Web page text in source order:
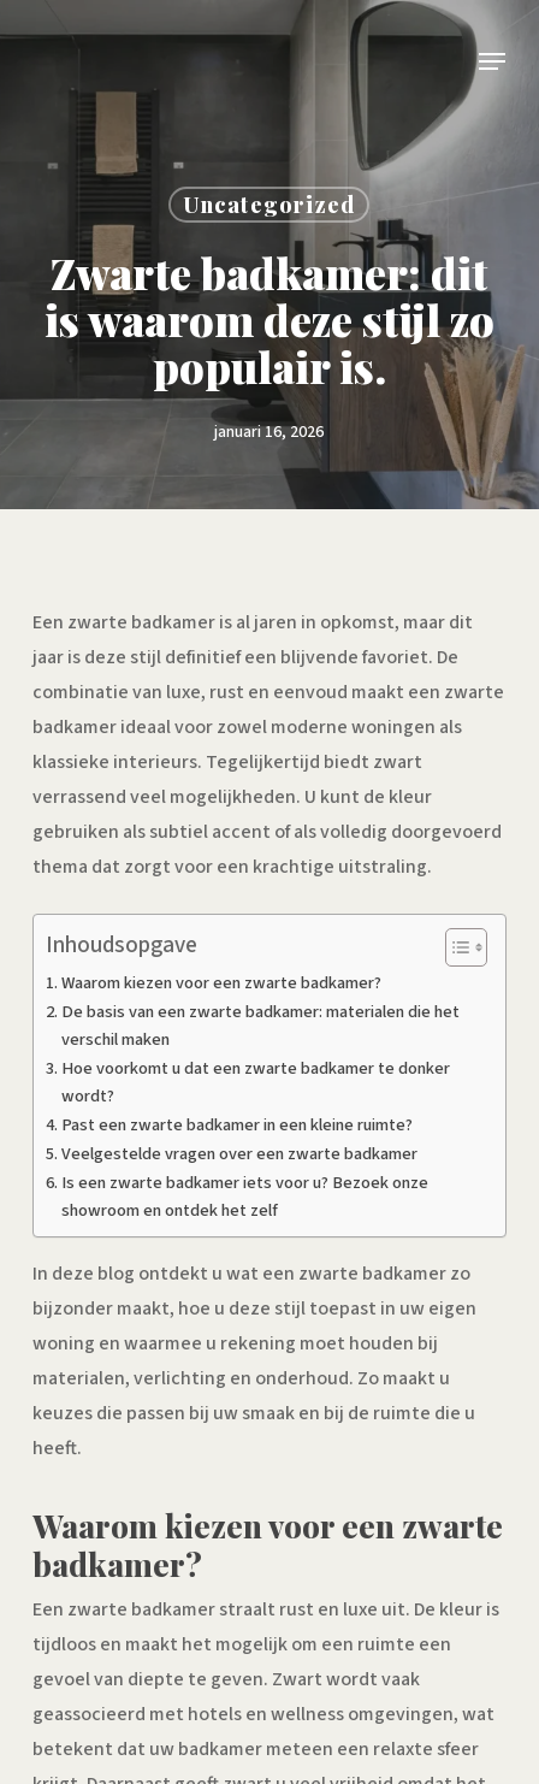
Menu
Uncategorized
Zwarte badkamer: dit
is waarom deze stijl zo
populair is.
januari 16, 2026
Een zwarte badkamer is al jaren in opkomst, maar dit
jaar is deze stijl definitief een blijvende favoriet. De
combinatie van luxe, rust en eenvoud maakt een zwarte
badkamer ideaal voor zowel moderne woningen als
klassieke interieurs. Tegelijkertijd biedt zwart
verrassend veel mogelijkheden. U kunt de kleur
gebruiken als subtiel accent of als volledig doorgevoerd
thema dat zorgt voor een krachtige uitstraling.
Inhoudsopgave
Waarom kiezen voor een zwarte badkamer?
De basis van een zwarte badkamer: materialen die het
verschil maken
Hoe voorkomt u dat een zwarte badkamer te donker
wordt?
Past een zwarte badkamer in een kleine ruimte?
Veelgestelde vragen over een zwarte badkamer
Is een zwarte badkamer iets voor u? Bezoek onze
showroom en ontdek het zelf
In deze blog ontdekt u wat een zwarte badkamer zo
bijzonder maakt, hoe u deze stijl toepast in uw eigen
woning en waarmee u rekening moet houden bij
materialen, verlichting en onderhoud. Zo maakt u
keuzes die passen bij uw smaak en bij de ruimte die u
heeft.
Waarom kiezen voor een zwarte
badkamer?
Een zwarte badkamer straalt rust en luxe uit. De kleur is
tijdloos en maakt het mogelijk om een ruimte een
gevoel van diepte te geven. Zwart wordt vaak
geassocieerd met hotels en wellness omgevingen, wat
betekent dat uw badkamer meteen een relaxte sfeer